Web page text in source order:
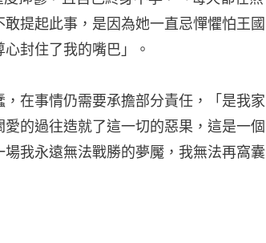
提起此事，是因為她一直忌憚懼怕王國
封住了我的嘴巴」。
在事情仍需要承擔部分責任，「是我家
的過往造就了這一切的惡果，這是一個
我永遠無法戰勝的夢魘，我無法再窩囊